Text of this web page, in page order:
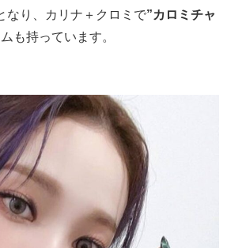
なり、カリナ＋クロミで”カロミチャ
も持っています。